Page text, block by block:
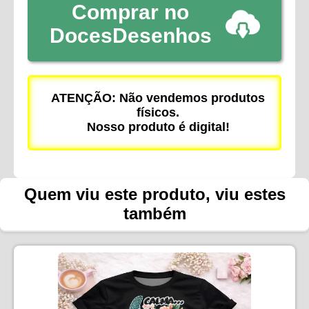
Comprar no
DocesDesenhos
ATENÇÃO: Não vendemos produtos
físicos.
Nosso produto é digital!
Quem viu este produto, viu estes
também